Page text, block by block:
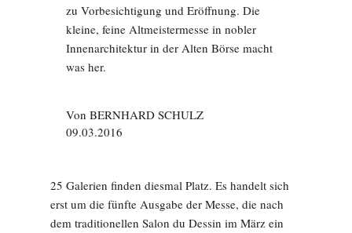
zu Vorbesichtigung und Eröffnung. Die
kleine, feine Altmeistermesse in nobler
Innenarchitektur in der Alten Börse macht
was her.
Von BERNHARD SCHULZ
09.03.2016
25 Galerien finden diesmal Platz. Es handelt sich
erst um die fünfte Ausgabe der Messe, die nach
dem traditionellen Salon du Dessin im März ein